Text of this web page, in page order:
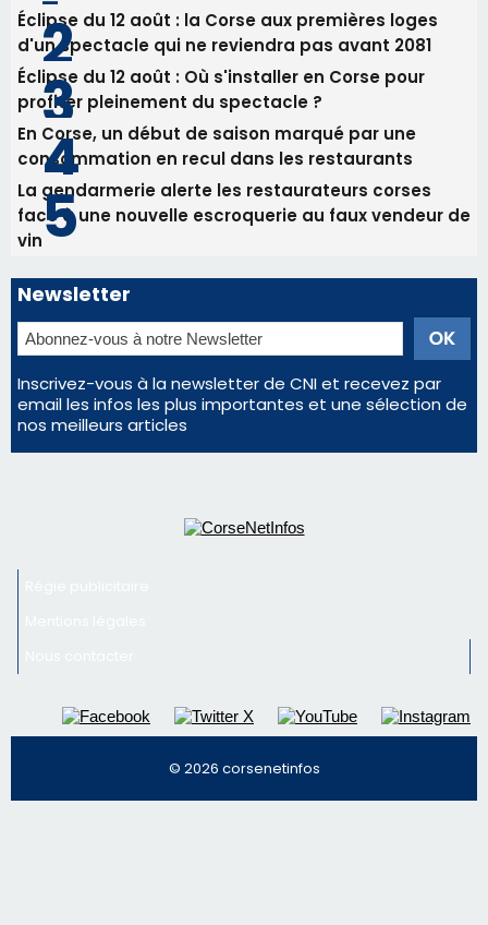
Newsletter
Inscrivez-vous à la newsletter de CNI et recevez par
email les infos les plus importantes et une sélection de
nos meilleurs articles
Régie publicitaire
Nous contacter
© 2026 corsenetinfos